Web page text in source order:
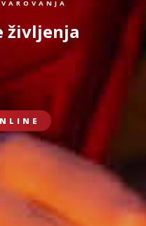
življenja